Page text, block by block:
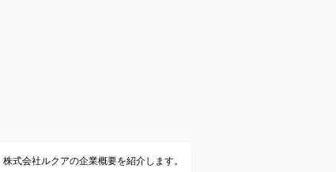
株式会社ルクアの企業概要を紹介します。